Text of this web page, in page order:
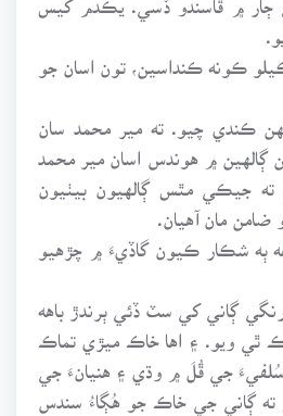
ڪونه ڪنداسين، تون اسان جو
ڪندي چيو. ته مير محمد سان
ڳالهين ۾ هوندس اسان مير محمد
ته جيڪي مٿس ڳالهيون بيٺيون
ضامن مان آهيان.
ٻه شڪار ڪيون گاڏيءَ ۾ چڙهيو
ڳاني کي سٽ ڏئي ٻرندڙ باهه
ٿي ويو. ۽ اها خاڪ ميڙي تماڪ
جي ڦُلَ ۾ وڌي ۽ هنيانءَ جي
ته ڳاني جي خاڪ جو هُڳاءُ سندس